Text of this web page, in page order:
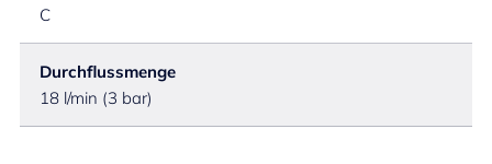
C
Durchflussmenge
18 l/min (3 bar)